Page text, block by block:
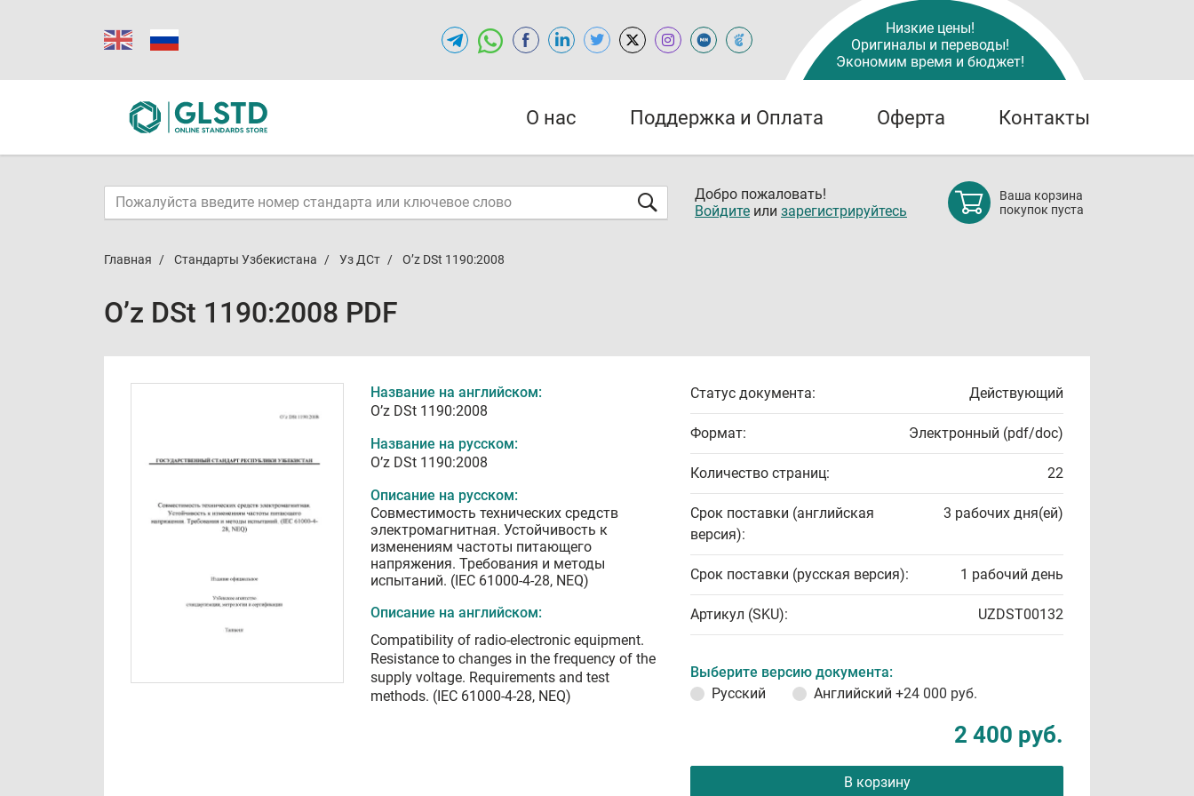
Низкие цены!
Оригиналы и переводы!
Экономим время и бюджет!
О нас Поддержка и Оплата Оферта Контакты
Добро пожаловать!
Войдите или зарегистрируйтесь
Ваша корзина
покупок пуста
Главная Стандарты Узбекистана Уз ДСт O’z DSt 1190:2008
O’z DSt 1190:2008 PDF
Название на английском:
O’z DSt 1190:2008
Название на русском:
O’z DSt 1190:2008
Описание на русском:
Совместимость технических средств
электромагнитная. Устойчивость к
изменениям частоты питающего
напряжения. Требования и методы
испытаний. (IEC 61000-4-28, NEQ)
Описание на английском:
Compatibility of radio-electronic equipment.
Resistance to changes in the frequency of the
supply voltage. Requirements and test
methods. (IEC 61000-4-28, NEQ)
Статус документа: Действующий
Формат: Электронный (pdf/doc)
Количество страниц: 22
Срок поставки (английская
версия):
3 рабочих дня(ей)
Срок поставки (русская версия): 1 рабочий день
Артикул (SKU): UZDST00132
Выберите версию документа:
Русский
Английский +24 000 руб.
2 400 руб.
В корзину